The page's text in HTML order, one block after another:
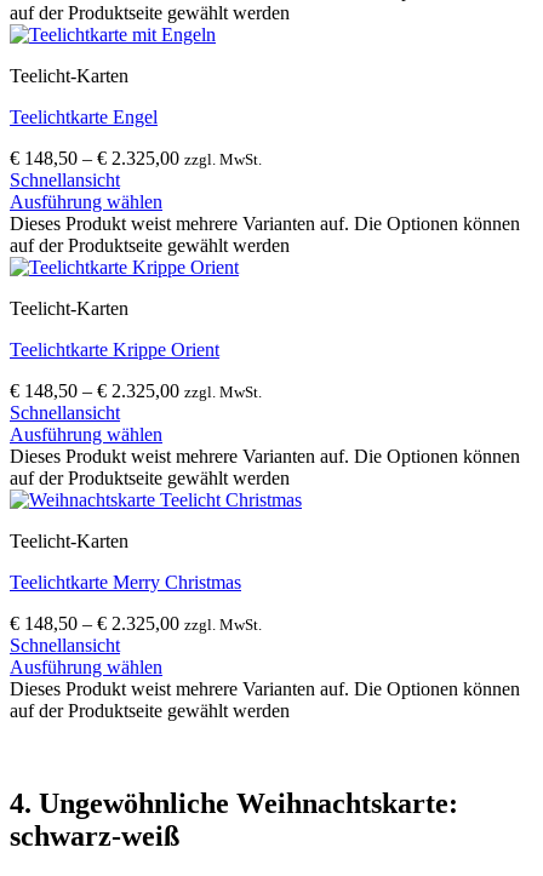
auf der Produktseite gewählt werden
Teelicht-Karten
Teelichtkarte Engel
€ 148,50 – € 2.325,00 zzgl. MwSt.
Schnellansicht
Ausführung wählen
Dieses Produkt weist mehrere Varianten auf. Die Optionen können
auf der Produktseite gewählt werden
Teelicht-Karten
Teelichtkarte Krippe Orient
€ 148,50 – € 2.325,00 zzgl. MwSt.
Schnellansicht
Ausführung wählen
Dieses Produkt weist mehrere Varianten auf. Die Optionen können
auf der Produktseite gewählt werden
Teelicht-Karten
Teelichtkarte Merry Christmas
€ 148,50 – € 2.325,00 zzgl. MwSt.
Schnellansicht
Ausführung wählen
Dieses Produkt weist mehrere Varianten auf. Die Optionen können
auf der Produktseite gewählt werden
4. Ungewöhnliche Weihnachtskarte:
schwarz-weiß